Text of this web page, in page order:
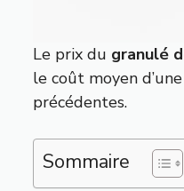
Le prix du granulé
le coût moyen
précédentes.
Sommaire